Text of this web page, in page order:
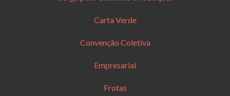
Carta Verde
Convenção Coletiva
Empresarial
Frotas